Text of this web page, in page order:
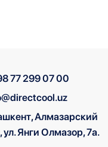
77 299 07 00
Алмазарский
ул. Янги Олмазор, 7а.